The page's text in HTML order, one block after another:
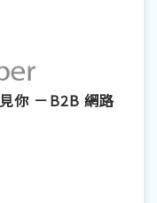
你 －B2B 網路